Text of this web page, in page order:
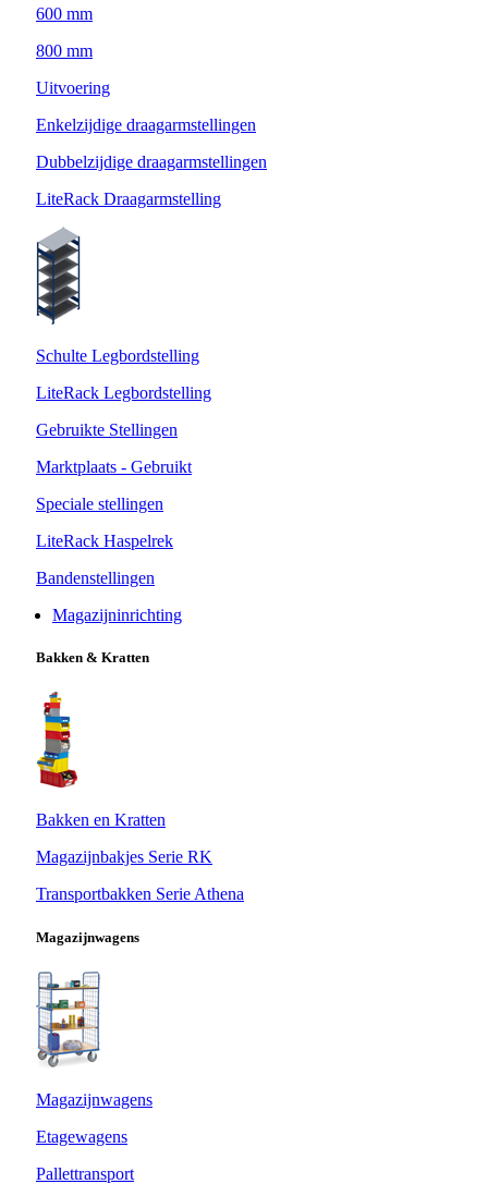
600 mm
800 mm
Uitvoering
Enkelzijdige draagarmstellingen
Dubbelzijdige draagarmstellingen
LiteRack Draagarmstelling
Schulte Legbordstelling
LiteRack Legbordstelling
Gebruikte Stellingen
Marktplaats - Gebruikt
Speciale stellingen
LiteRack Haspelrek
Bandenstellingen
Magazijninrichting
Bakken & Kratten
Bakken en Kratten
Magazijnbakjes Serie RK
Transportbakken Serie Athena
Magazijnwagens
Magazijnwagens
Etagewagens
Pallettransport